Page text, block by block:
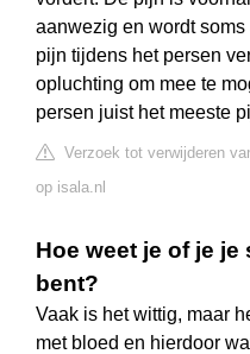
aanwezig en wordt
pijn tijdens het persen
opluchting om mee te
persen juist het meeste
Verzoek tot verwijderen
op isala.nl
Hoe weet je of je
bent?
Vaak is het wittig, maar
met bloed en hierdoor